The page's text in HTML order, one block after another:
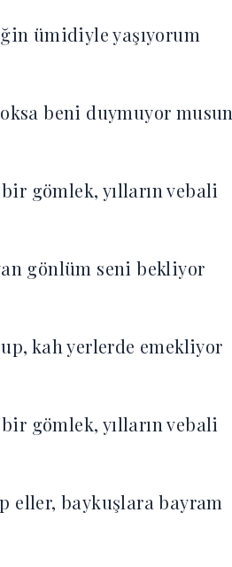
ümidiyle yaşıyorum
beni duymuyor musun
gömlek, yılların vebali
gönlüm seni bekliyor
kah yerlerde emekliyor
gömlek, yılların vebali
eller, baykuşlara bayram